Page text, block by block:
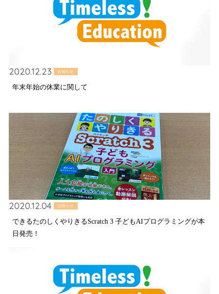
2020.12.23 お知らせ
年末年始の休業に関して
2020.12.04 お知らせ
できるたのしくやりきるScratch 3 子どもAIプログラミングが本
日発売！